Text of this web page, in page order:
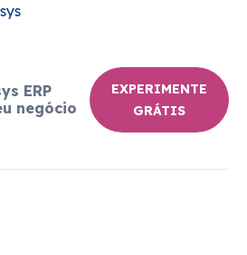
ERP
negócio
EXPERIMENTE
GRÁTIS